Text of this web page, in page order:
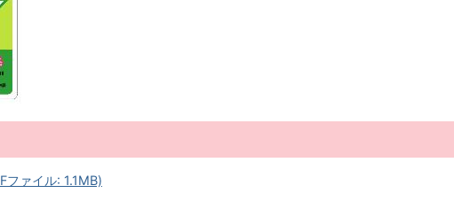
ファイル: 1.1MB)